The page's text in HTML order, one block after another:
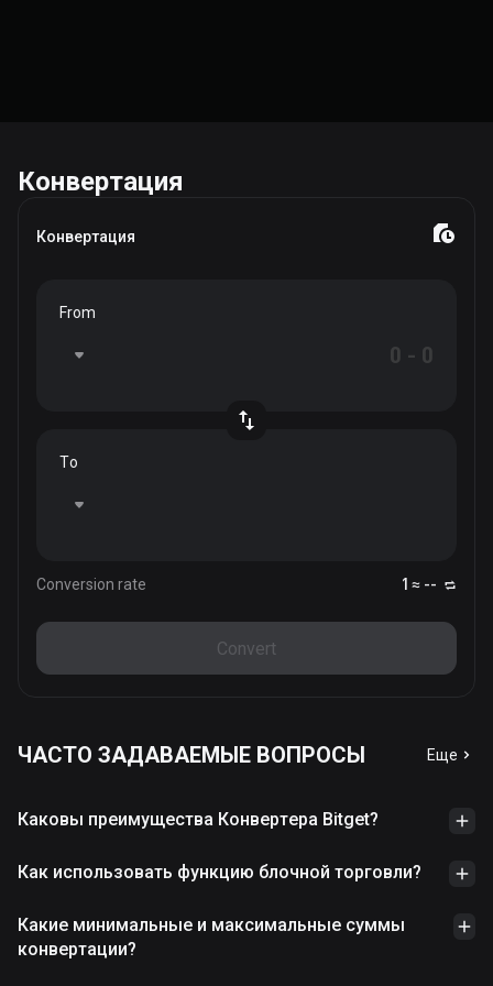
Конвертация
Конвертация
From
To
Conversion rate 1 ≈ --
Convert
ЧАСТО ЗАДАВАЕМЫЕ ВОПРОСЫ Еще
Каковы преимущества Конвертера Bitget?
Как использовать функцию блочной торговли?
Какие минимальные и максимальные суммы
конвертации?